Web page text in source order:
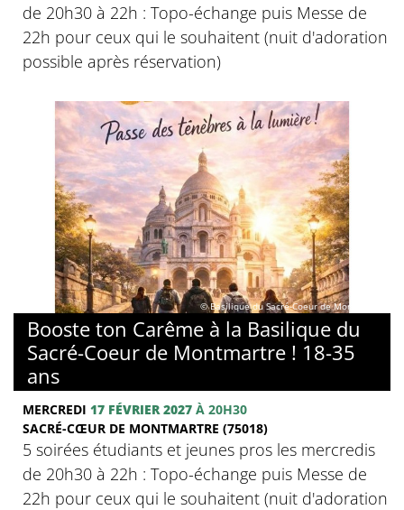
de 20h30 à 22h : Topo-échange puis Messe de
22h pour ceux qui le souhaitent (nuit d'adoration
possible après réservation)
© Basilique du Sacré-Coeur de Montmartre
Booste ton Carême à la Basilique du
Sacré-Coeur de Montmartre ! 18-35
ans
MERCREDI 17 FÉVRIER 2027 À 20H30
SACRÉ-CŒUR DE MONTMARTRE (75018)
5 soirées étudiants et jeunes pros les mercredis
de 20h30 à 22h : Topo-échange puis Messe de
22h pour ceux qui le souhaitent (nuit d'adoration